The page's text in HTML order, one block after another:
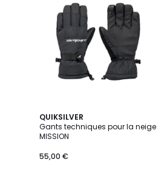
QUIKSILVER
Gants techniques pour la neige
MISSION
55,00 €
3
Couleurs